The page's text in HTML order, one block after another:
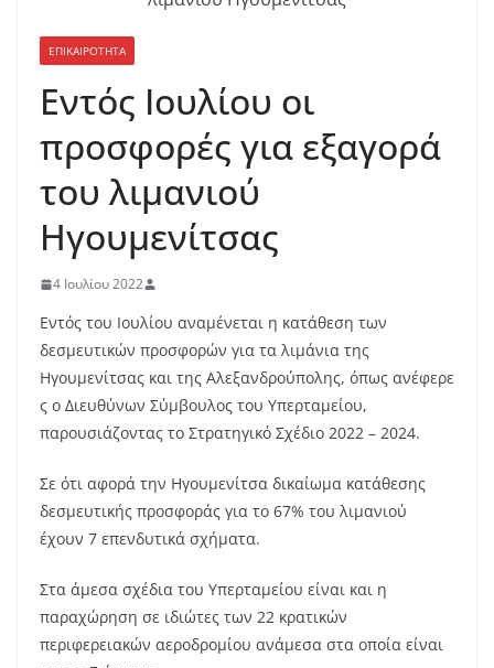
ΕΠΙΚΑΙΡΟΤΗΤΑ
Εντός Ιουλίου οι
προσφορές για εξαγορά
του λιμανιού
Ηγουμενίτσας
4 Ιουλίου 2022
Εντός του Ιουλίου αναμένεται η κατάθεση των
δεσμευτικών προσφορών για τα λιμάνια της
Ηγουμενίτσας και της Αλεξανδρούπολης, όπως ανέφερε
ς ο Διευθύνων Σύμβουλος του Υπερταμείου,
παρουσιάζοντας το Στρατηγικό Σχέδιο 2022 – 2024.
Σε ότι αφορά την Ηγουμενίτσα δικαίωμα κατάθεσης
δεσμευτικής προσφοράς για το 67% του λιμανιού
έχουν 7 επενδυτικά σχήματα.
Στα άμεσα σχέδια του Υπερταμείου είναι και η
παραχώρηση σε ιδιώτες των 22 κρατικών
περιφερειακών αεροδρομίου ανάμεσα στα οποία είναι